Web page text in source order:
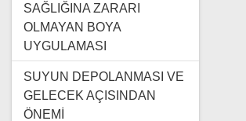
SAĞLIĞINA ZARARI
OLMAYAN BOYA
UYGULAMASI
SUYUN DEPOLANMASI VE
GELECEK AÇISINDAN
ÖNEMİ